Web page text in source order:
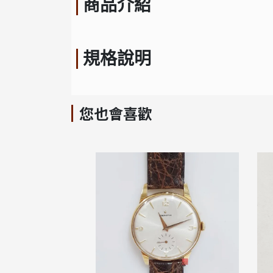
商品介紹
規格說明
您也會喜歡